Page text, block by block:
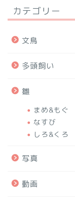
カテゴリー
文鳥
多頭飼い
雛
まめ&もぐ
なすび
しろ&くろ
写真
動画